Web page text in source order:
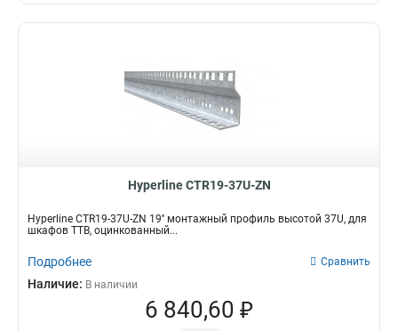
Hyperline CTR19-37U-ZN
Hyperline CTR19-37U-ZN 19'' монтажный профиль высотой 37U, для
шкафов TTB, оцинкованный...
Подробнее Сравнить
Наличие: В наличии
6 840,60 ₽